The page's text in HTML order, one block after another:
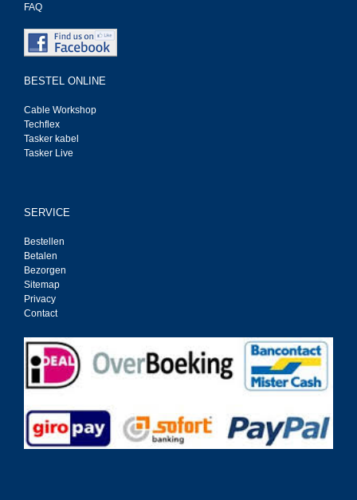
FAQ
BESTEL ONLINE
Cable Workshop
Techflex
Tasker kabel
Tasker Live
SERVICE
Bestellen
Betalen
Bezorgen
Sitemap
Privacy
Contact